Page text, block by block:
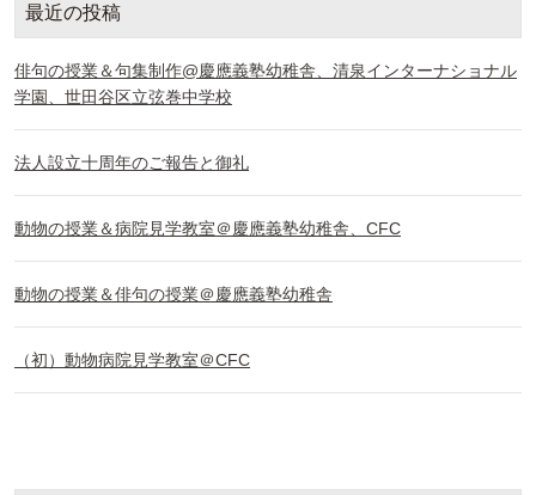
最近の投稿
俳句の授業＆句集制作@慶應義塾幼稚舎、清泉インターナショナル
学園、世田谷区立弦巻中学校
法人設立十周年のご報告と御礼
動物の授業＆病院見学教室＠慶應義塾幼稚舎、CFC
動物の授業＆俳句の授業＠慶應義塾幼稚舎
（初）動物病院見学教室＠CFC